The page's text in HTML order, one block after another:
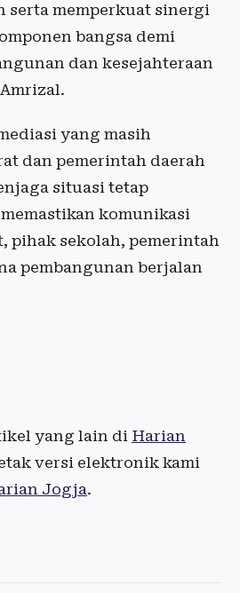
serta memperkuat sinergi
bangsa demi
dan kesejahteraan
yang masih
dan pemerintah daerah
situasi tetap
komunikasi
pihak sekolah, pemerintah
pembangunan berjalan
yang lain di Harian
versi elektronik kami
Jogja.